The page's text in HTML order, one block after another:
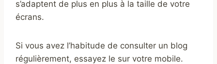
s’adaptent de plus en plus à la taille de votre
écrans.
Si vous avez l’habitude de consulter un blog
régulièrement, essayez le sur votre mobile.